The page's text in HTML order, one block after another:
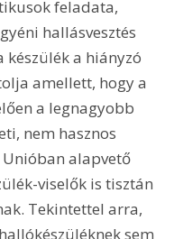
feladata,
hallásvesztés
a hiányzó
amellett, hogy a
a legnagyobb
nem hasznos
alapvető
viselők is tisztán
Tekintettel arra,
sem